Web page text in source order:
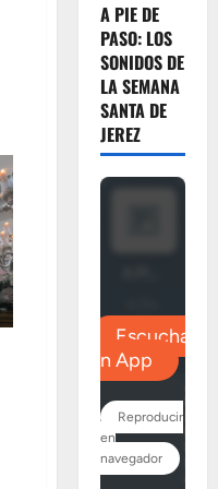
A PIE DE
PASO: LOS
SONIDOS DE
LA SEMANA
SANTA DE
JEREZ